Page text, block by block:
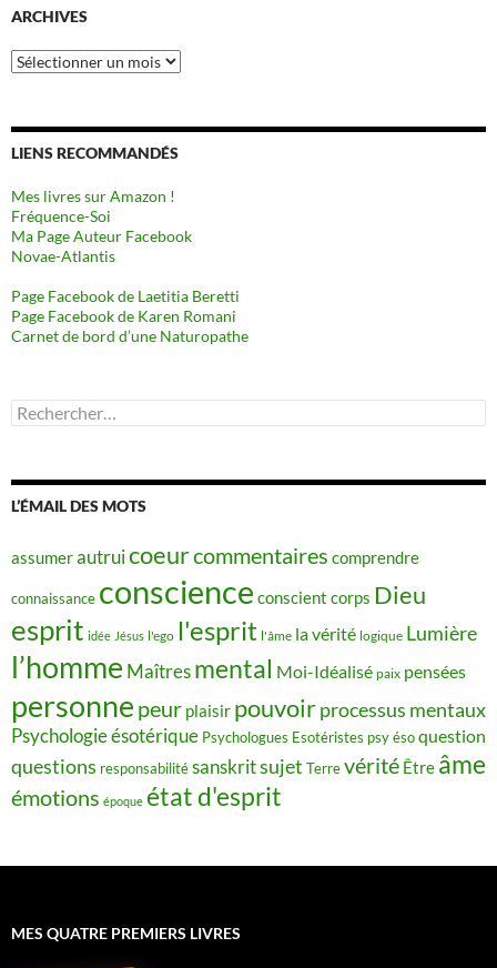
ARCHIVES
Archives
LIENS RECOMMANDÉS
Mes livres sur Amazon !
Fréquence-Soi
Ma Page Auteur Facebook
Novae-Atlantis
Page Facebook de Laetitia Beretti
Page Facebook de Karen Romani
Carnet de bord d’une Naturopathe
Rechercher :
L’ÉMAIL DES MOTS
assumerautruicoeurcommentaires comprendre
connaissance conscience conscient corps Dieu
esprit idée Jésus l'ego l'esprit l'âme la vérité logique Lumière
l’homme Maîtres mental Moi-Idéalisé paix pensées
personne peur plaisir pouvoirprocessus mentaux
Psychologie ésotérique Psychologues Esotéristes psy ésoquestion
questions responsabilitésanskritsujet Terrevérité Être âme
émotions époque état d'esprit
MES QUATRE PREMIERS LIVRES